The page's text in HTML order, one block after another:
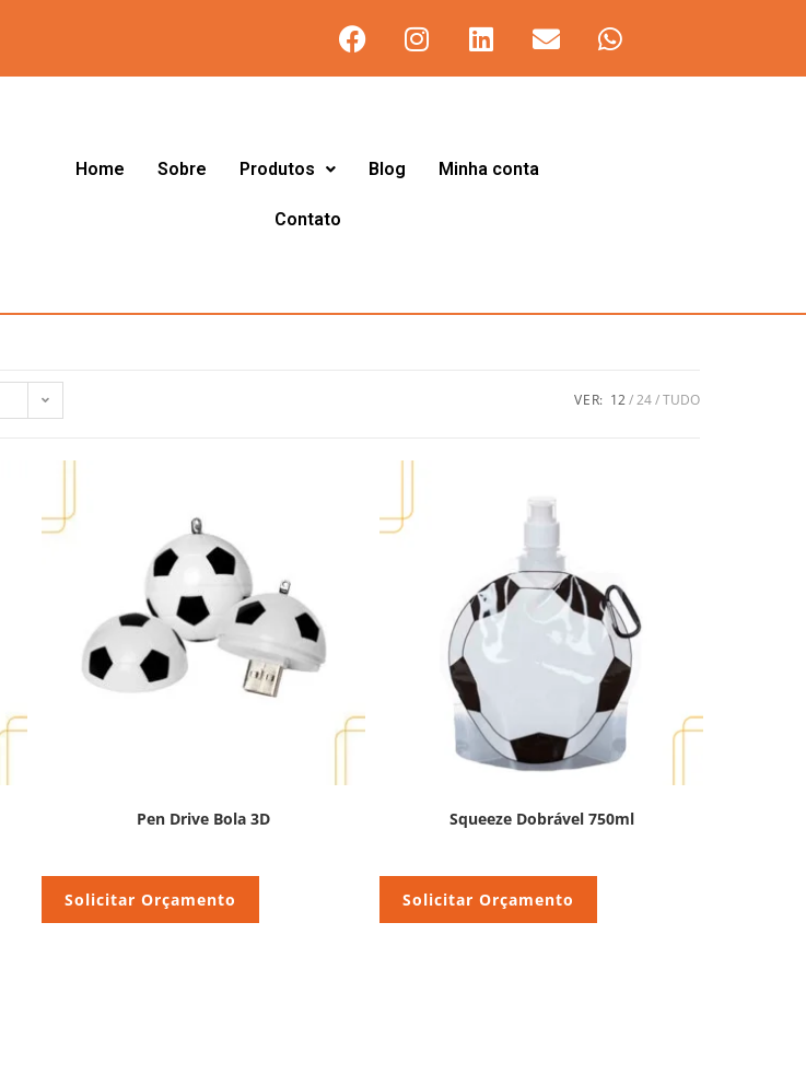
Home Sobre Produtos Blog Minha conta
Contato
VER: 12 24 TUDO
Pen Drive Bola 3D
Solicitar Orçamento
Squeeze Dobrável 750ml
Solicitar Orçamento